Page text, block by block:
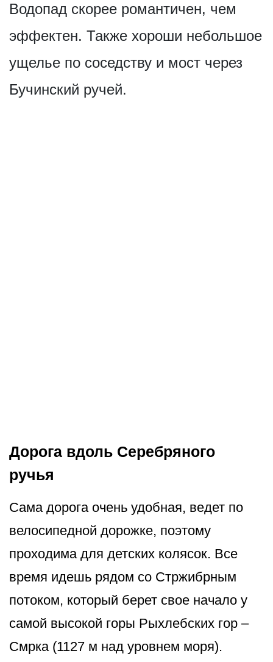
Водопад скорее романтичен, чем
эффектен. Также хороши небольшое
ущелье по соседству и мост через
Бучинский ручей.
Дорога вдоль Серебряного
ручья
Сама дорога очень удобная, ведет по
велосипедной дорожке, поэтому
проходима для детских колясок. Все
время идешь рядом со Стржибрным
потоком, который берет свое начало у
самой высокой горы Рыхлебских гор –
Смрка (1127 м над уровнем моря).